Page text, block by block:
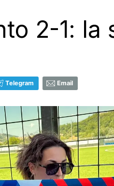
2-1: la
Telegram Email